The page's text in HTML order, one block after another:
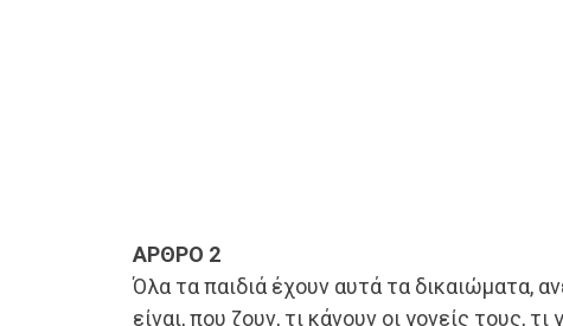
ΑΡΘΡΟ 2
Όλα τα παιδιά έχουν αυτά τα δικαιώματα,
είναι, που ζουν, τι κάνουν οι γονείς τους,